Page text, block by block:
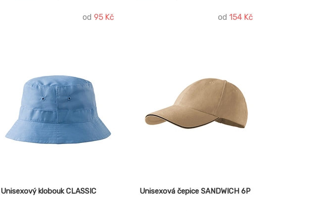
od 95 Kč od 154 Kč
Unisexový klobouk CLASSIC Unisexová čepice SANDWICH 6P